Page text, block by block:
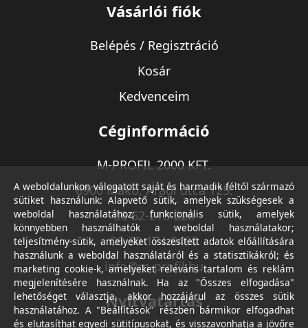
Vásárlói fiók
Belépés / Regisztráció
Kosár
Kedvenceim
Céginformáció
M-PROFIL 2000 KFT.
6900 Makó, Aradi utca 125.
06-62-213-220
06-30-174-9490
info@m-profil.hu
Nyitvatartás
A weboldalunkon válogatott saját és harmadik féltől származó
sütiket használunk: Alapvető sütik, amelyek szükségesek a
weboldal használatához; funkcionális sütik, amelyek
könnyebben használhatók a weboldal használatakor;
teljesítmény-sütik, amelyeket összesített adatok előállítására
használunk a weboldal használatáról és a statisztikákról; és
marketing cookie-k, amelyeket releváns tartalom és reklám
megjelenítésére használnak. Ha az "Összes elfogadása"
lehetőséget választja, akkor hozzájárul az összes sütik
használatához. A "Beállítások" részben bármikor elfogadhat
és elutasíthat egyedi sütitípusokat, és visszavonhatja a jövőre